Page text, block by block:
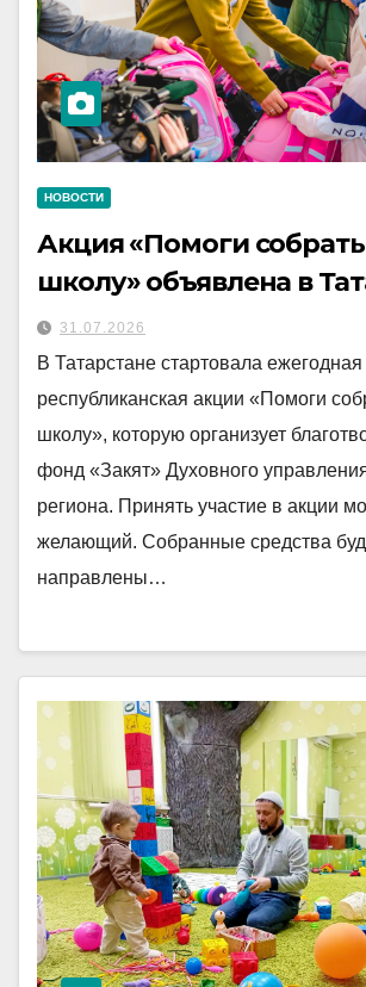
НОВОСТИ
Акция «Помоги
школу» объявлена в
31.07.2026
В Татарстане стартовала ежегодная
республиканская акции «Помоги
школу», которую организует
фонд «Закят» Духовного
региона. Принять участие в акции
желающий. Собранные средства
направлены…